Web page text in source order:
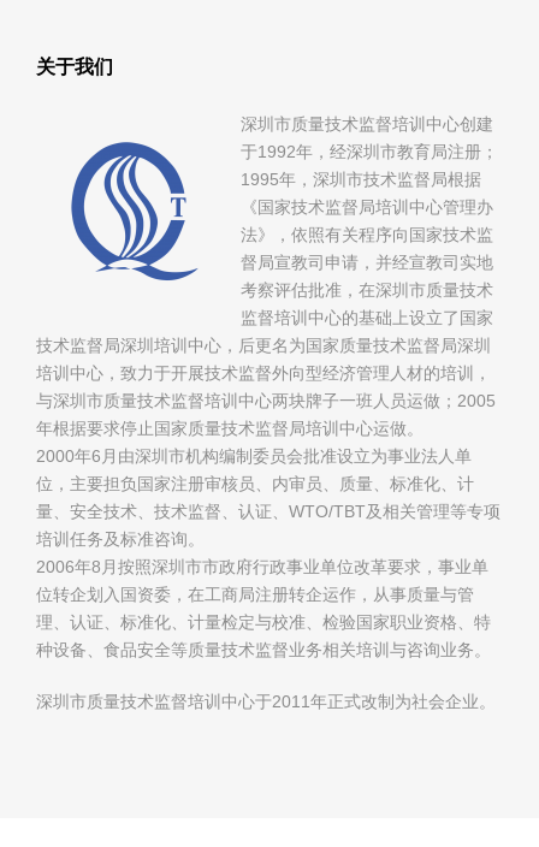
关于我们
深圳市质量技术监督培训中心创建
于1992年，经深圳市教育局注册；
1995年，深圳市技术监督局根据
《国家技术监督局培训中心管理办
法》，依照有关程序向国家技术监
督局宣教司申请，并经宣教司实地
考察评估批准，在深圳市质量技术
监督培训中心的基础上设立了国家
技术监督局深圳培训中心，后更名为国家质量技术监督局深圳
培训中心，致力于开展技术监督外向型经济管理人材的培训，
与深圳市质量技术监督培训中心两块牌子一班人员运做；2005
年根据要求停止国家质量技术监督局培训中心运做。
2000年6月由深圳市机构编制委员会批准设立为事业法人单
位，主要担负国家注册审核员、内审员、质量、标准化、计
量、安全技术、技术监督、认证、WTO/TBT及相关管理等专项
培训任务及标准咨询。
2006年8月按照深圳市市政府行政事业单位改革要求，事业单
位转企划入国资委，在工商局注册转企运作，从事质量与管
理、认证、标准化、计量检定与校准、检验国家职业资格、特
种设备、食品安全等质量技术监督业务相关培训与咨询业务。
深圳市质量技术监督培训中心于2011年正式改制为社会企业。